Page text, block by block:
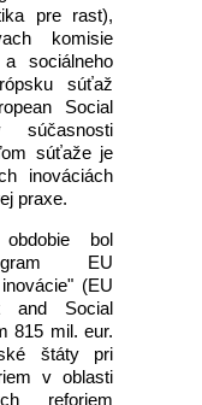
pre rast),
komisie
sociálneho
súťaž
Social
súčasnosti
súťaže je
inováciách
praxe.
bol
EU
(EU
and Social
815 mil. eur.
štáty pri
v oblasti
reforiem